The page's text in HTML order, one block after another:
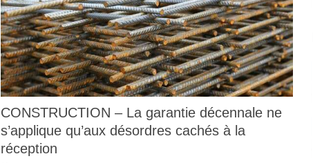
CONSTRUCTION – La garantie décennale ne
s’applique qu’aux désordres cachés à la
réception